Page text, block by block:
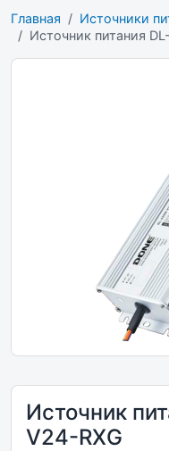
Главная Источники
Источник питания
Источник
V24-RXG